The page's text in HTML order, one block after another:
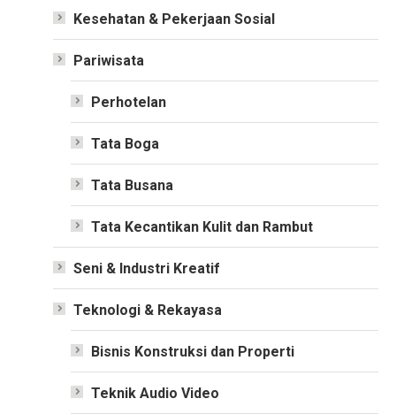
Kesehatan & Pekerjaan Sosial
Pariwisata
Perhotelan
Tata Boga
Tata Busana
Tata Kecantikan Kulit dan Rambut
Seni & Industri Kreatif
Teknologi & Rekayasa
Bisnis Konstruksi dan Properti
Teknik Audio Video